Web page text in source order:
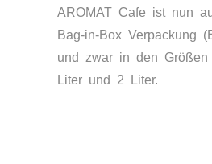
AROMAT Cafe ist nun
Bag-in-Box Verpackung
und zwar in den
Liter und 2 Liter.